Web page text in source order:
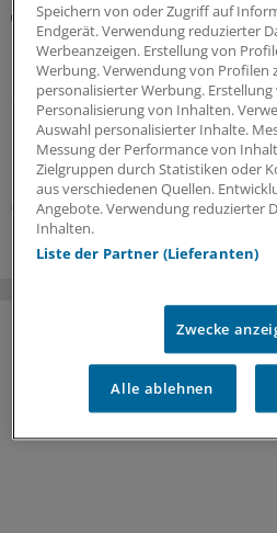
Digitaler Check
Honorarabrechnung:
Nordrhein rege genutzt
Seit Juni können nun auch
Nordrhein ihre
Quartals durchleuchten lassen.
Monaten sind über 20.000
05.08.2026
Speichern von oder Zugriff auf
Endgerät. Verwendung reduzierter
Werbeanzeigen. Erstellung von
Werbung. Verwendung von Profilen
personalisierter Werbung.
Personalisierung von Inhalten.
Auswahl personalisierter Inhalte.
Messung der Performance von
Zielgruppen durch Statistiken oder
aus verschiedenen Quellen.
Angebote. Verwendung reduzierter
Inhalten.
Liste der Partner (Lieferanten)
Zwecke
Alle ablehnen